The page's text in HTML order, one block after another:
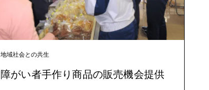
地域社会との共生
障がい者手作り商品の販売機会提供